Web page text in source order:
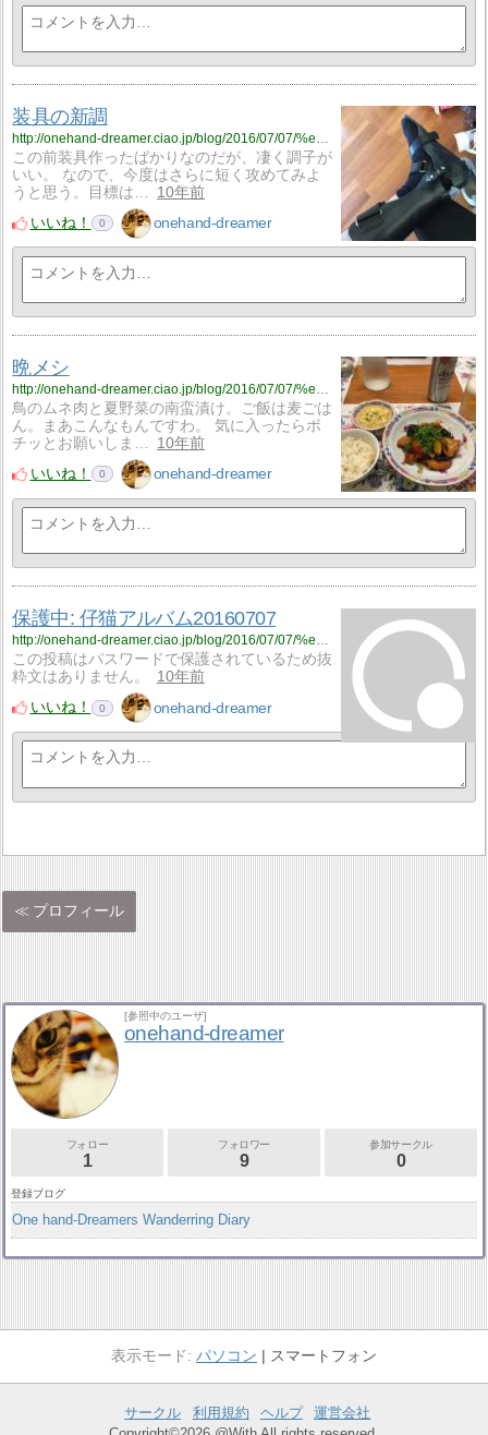
装具の新調
この前装具作ったばかりなのだが、凄く調子が
いい。 なので、今度はさらに短く攻めてみよ
うと思う。目標は…
10年前
いいね！
0 onehand-dreamer
晩メシ
http://onehand-dreamer.ciao.jp/blog/2016/07/07/%e6%99%a9%e3%83%a1%e3%82%b7-3/
鳥のムネ肉と夏野菜の南蛮漬け。ご飯は麦ごは
ん。まあこんなもんですわ。 気に入ったらポ
チッとお願いしま…
10年前
いいね！
0 onehand-dreamer
保護中: 仔猫アルバム20160707
http://onehand-dreamer.ciao.jp/blog/2016/07/07/%e4%bb%94%e7%8c%ab%e3%82%a2%e3%83%ab%e3%83%90%e3%83%a020160707/
この投稿はパスワードで保護されているため抜
粋文はありません。
10年前
いいね！
0 onehand-dreamer
プロフィール
[参照中のユーザ]
onehand-dreamer
フォロー
1
フォロワー
9
参加サークル
0
登録ブログ
One hand-Dreamers Wanderring Diary
パソコン スマートフォン
サークル 利用規約 ヘルプ
運営会社